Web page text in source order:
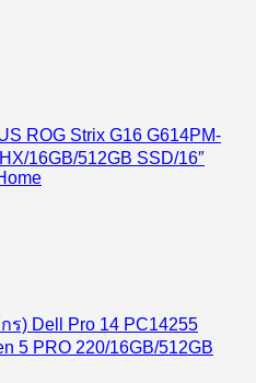
ROG Strix G16 G614PM-
16GB/512GB SSD/16″
) Dell Pro 14 PC14255
5 PRO 220/16GB/512GB